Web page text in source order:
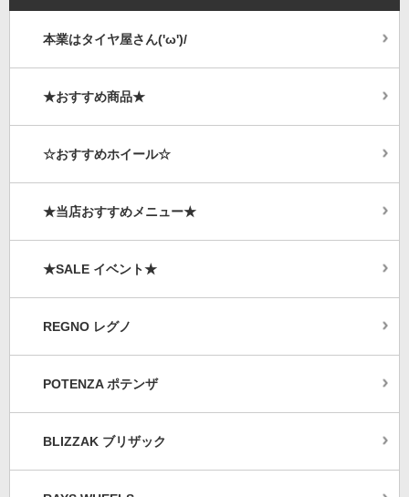
本業はタイヤ屋さん('ω')/
★おすすめ商品★
☆おすすめホイール☆
★当店おすすめメニュー★
★SALE イベント★
REGNO レグノ
POTENZA ポテンザ
BLIZZAK ブリザック